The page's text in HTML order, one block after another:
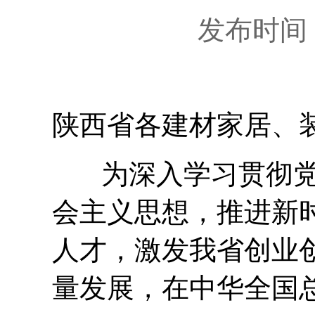
发布时间
陕西省各建材家居、
为深入学习贯彻党
会主义思想，推进新
人才，激发我省创业
量发展，在中华全国